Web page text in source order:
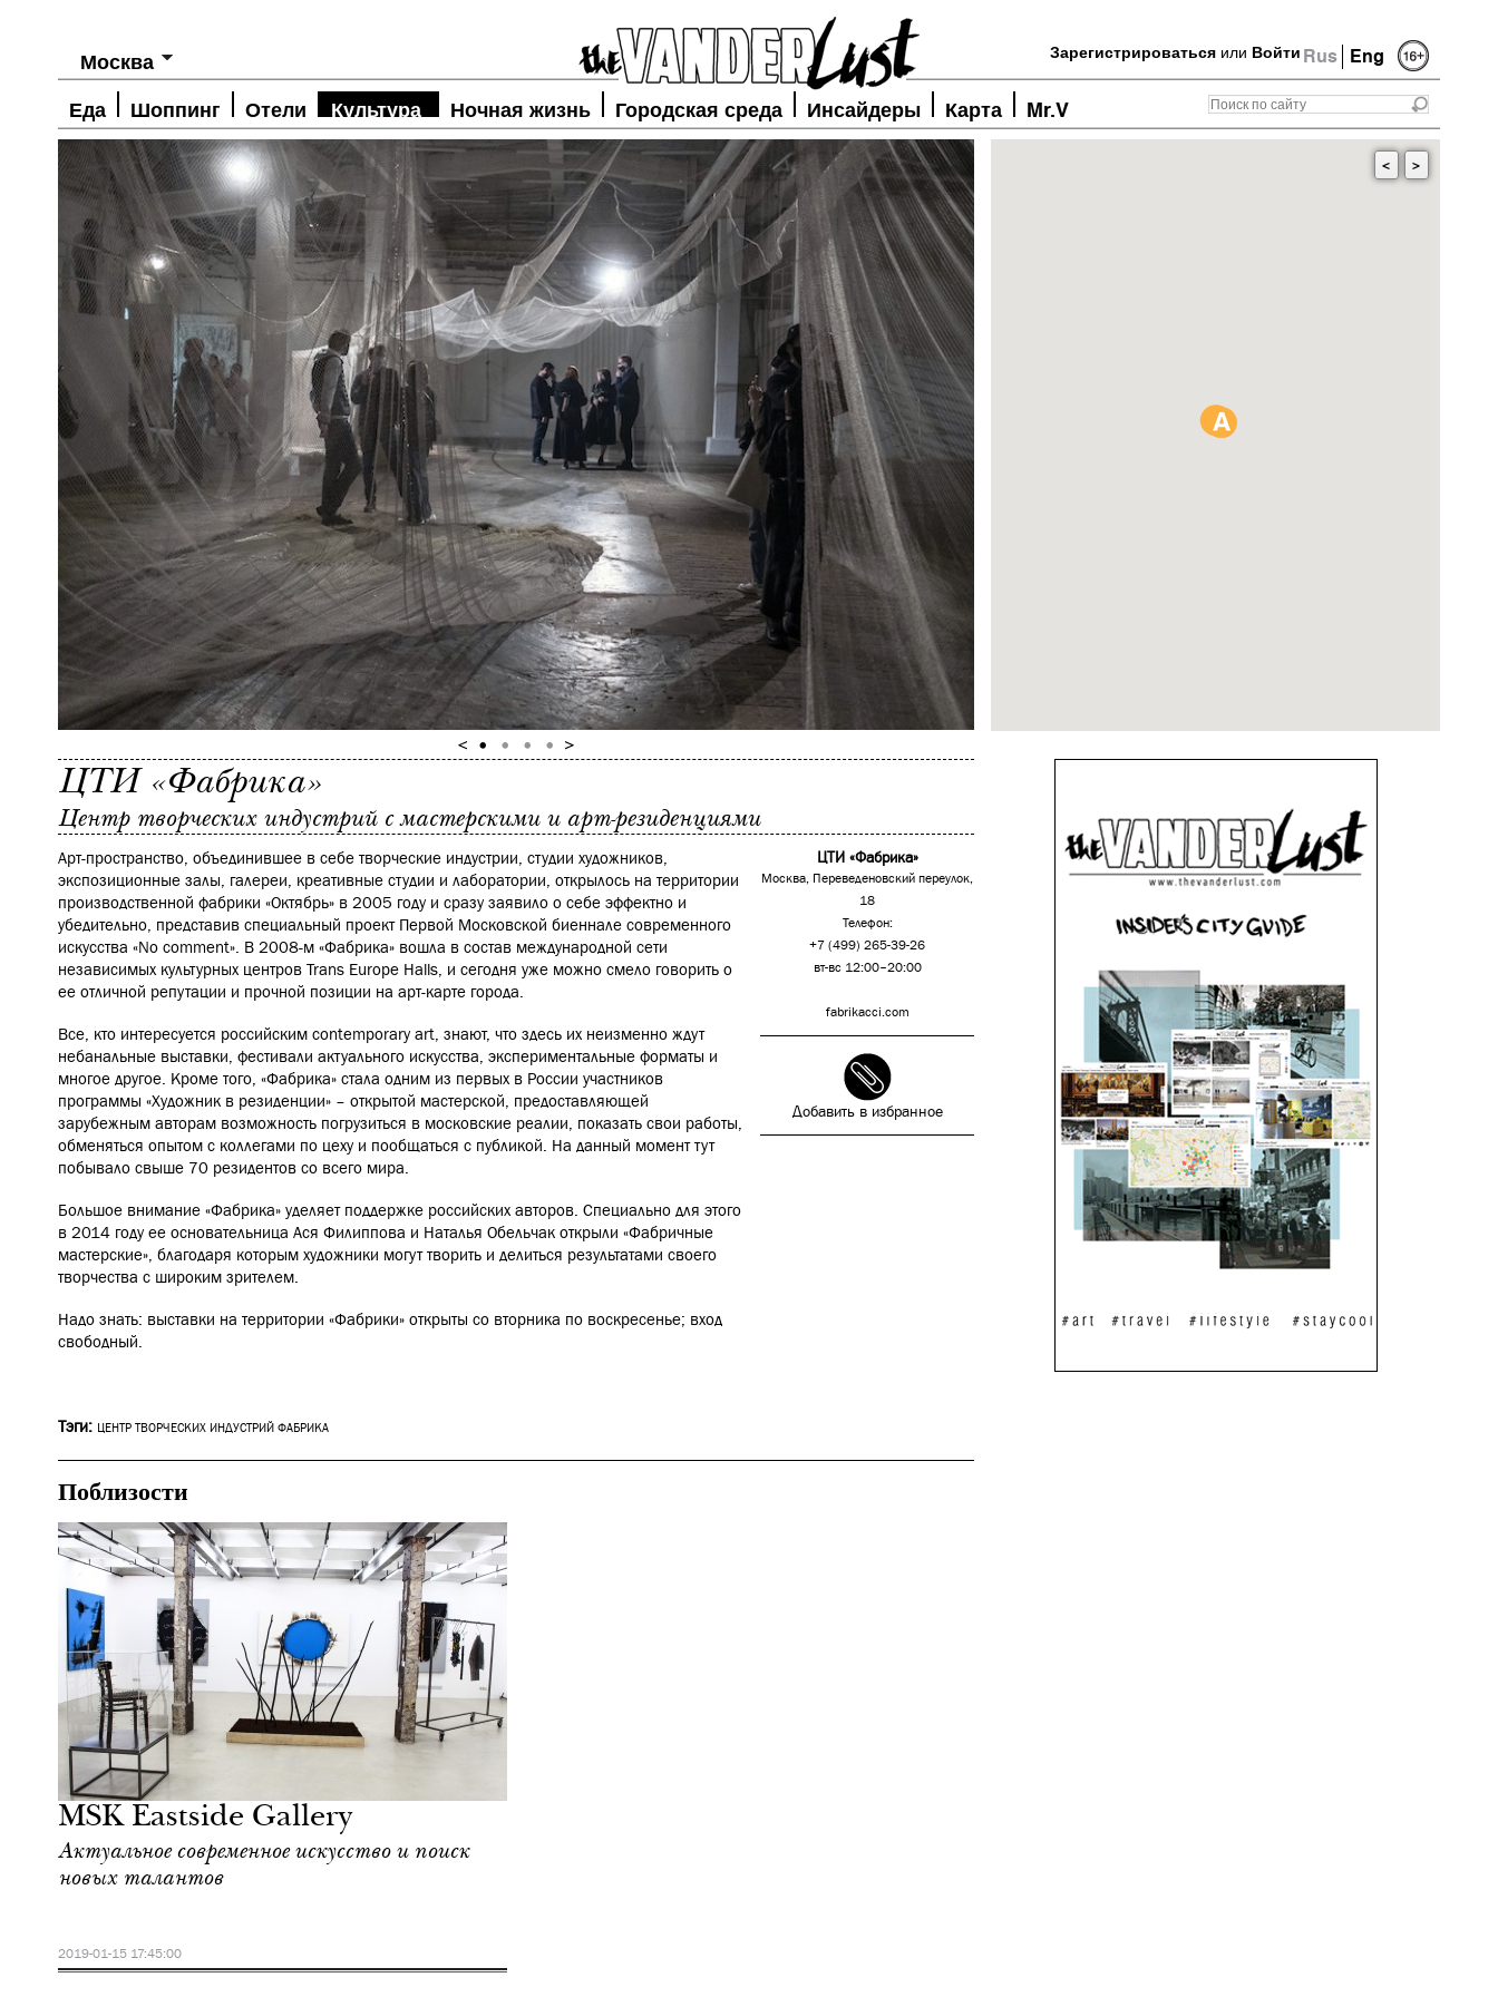
Rus Eng
Зарегистрироваться или Войти
Москва
Еда Шоппинг Отели Культура Ночная жизнь Городская среда Инсайдеры Карта Mr.V
< >
ЦТИ «Фабрика»
Центр творческих индустрий с мастерскими и арт-резиденциями
ЦТИ «Фабрика»
Москва, Переведеновский переулок,
18
Телефон:
+7 (499) 265-39-26
вт-вс 12:00–20:00
fabrikacci.com
Добавить в избранное
Арт-пространство, объединившее в себе творческие индустрии, студии художников,
экспозиционные залы, галереи, креативные студии и лаборатории, открылось на территории
производственной фабрики «Октябрь» в 2005 году и сразу заявило о себе эффектно и
убедительно, представив специальный проект Первой Московской биеннале современного
искусства «No comment». В 2008-м «Фабрика» вошла в состав международной сети
независимых культурных центров Trans Europe Halls, и сегодня уже можно смело говорить о
ее отличной репутации и прочной позиции на арт-карте города.
Все, кто интересуется российским contemporary art, знают, что здесь их неизменно ждут
небанальные выставки, фестивали актуального искусства, экспериментальные форматы и
многое другое. Кроме того, «Фабрика» стала одним из первых в России участников
программы «Художник в резиденции» – открытой мастерской, предоставляющей
зарубежным авторам возможность погрузиться в московские реалии, показать свои работы,
обменяться опытом с коллегами по цеху и пообщаться с публикой. На данный момент тут
побывало свыше 70 резидентов со всего мира.
Большое внимание «Фабрика» уделяет поддержке российских авторов. Специально для этого
в 2014 году ее основательница Ася Филиппова и Наталья Обельчак открыли «Фабричные
мастерские», благодаря которым художники могут творить и делиться результатами своего
творчества с широким зрителем.
Надо знать: выставки на территории «Фабрики» открыты со вторника по воскресенье; вход
свободный.
Тэги: ЦЕНТР ТВОРЧЕСКИХ ИНДУСТРИЙ ФАБРИКА
Поблизости
MSK Eastside Gallery
Актуальное современное искусство и поиск
новых талантов
2019-01-15 17:45:00